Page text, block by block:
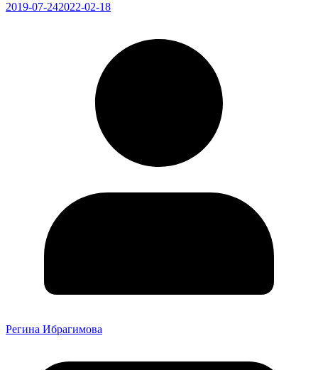
2019-07-242022-02-18
Регина Ибрагимова